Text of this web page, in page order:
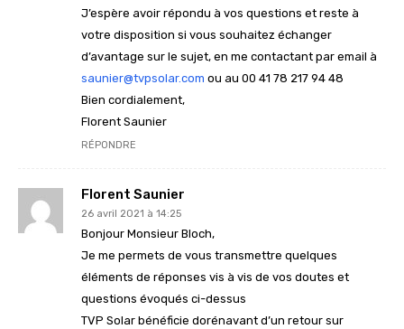
J’espère avoir répondu à vos questions et reste à
votre disposition si vous souhaitez échanger
d’avantage sur le sujet, en me contactant par email à
saunier@tvpsolar.com ou au 00 41 78 217 94 48
Bien cordialement,
Florent Saunier
RÉPONDRE
Florent Saunier
26 avril 2021 à 14:25
Bonjour Monsieur Bloch,
Je me permets de vous transmettre quelques
éléments de réponses vis à vis de vos doutes et
questions évoqués ci-dessus
TVP Solar bénéficie dorénavant d’un retour sur